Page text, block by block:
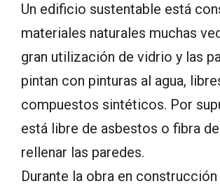
Un edificio sustentable está
materiales naturales muchas
gran utilización de vidrio y las
pintan con pinturas al agua,
compuestos sintéticos. Por
está libre de asbestos o fibra
rellenar las paredes.
Durante la obra en